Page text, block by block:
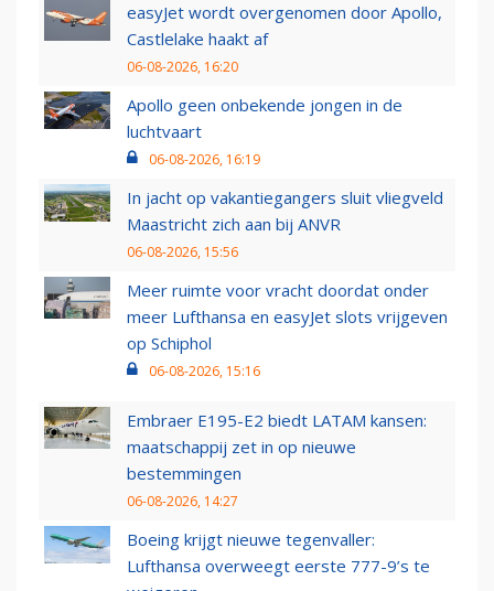
easyJet wordt overgenomen door Apollo,
Castlelake haakt af
06-08-2026, 16:20
Apollo geen onbekende jongen in de
luchtvaart
06-08-2026, 16:19
In jacht op vakantiegangers sluit vliegveld
Maastricht zich aan bij ANVR
06-08-2026, 15:56
Meer ruimte voor vracht doordat onder
meer Lufthansa en easyJet slots vrijgeven
op Schiphol
06-08-2026, 15:16
Embraer E195-E2 biedt LATAM kansen:
maatschappij zet in op nieuwe
bestemmingen
06-08-2026, 14:27
Boeing krijgt nieuwe tegenvaller:
Lufthansa overweegt eerste 777-9’s te